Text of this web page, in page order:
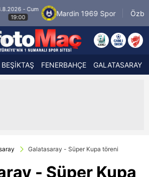
Spor Özbelsan Sivasspor
8.8.2026
BEŞİKTAŞ FENERBAHÇE GALATASARAY
Galatasaray - Süper Kupa töreni
- Süper Kupa